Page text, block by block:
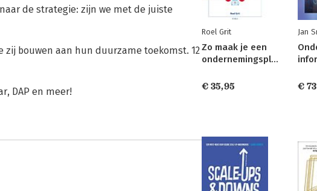
de strategie: zijn we met de juiste
bouwen aan hun duurzame toekomst. 12
DAP en meer!
Roel Grit
Zo maak je een
ondernemingsplan
€ 35,95
Jan
€